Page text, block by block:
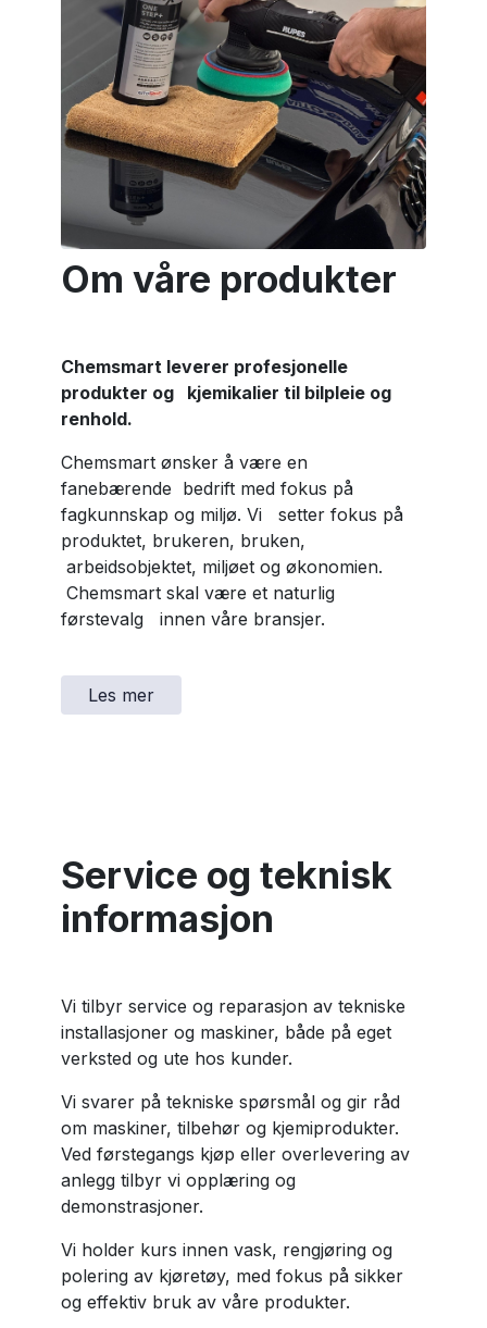
Om våre produkter
Chemsmart leverer profesjonelle
produkter og kjemikalier til bilpleie og
renhold.
Chemsmart ønsker å være en
fanebærende bedrift med fokus på
fagkunnskap og miljø. Vi setter fokus på
produktet, brukeren, bruken,
arbeidsobjektet, miljøet og økonomien.
Chemsmart skal være et naturlig
førstevalg innen våre bransjer.
Les mer
Service og teknisk
informasjon
Vi tilbyr service og reparasjon av tekniske
installasjoner og maskiner, både på eget
verksted og ute hos kunder.
Vi svarer på tekniske spørsmål og gir råd
om maskiner, tilbehør og kjemiprodukter.
Ved førstegangs kjøp eller overlevering av
anlegg tilbyr vi opplæring og
demonstrasjoner.
Vi holder kurs innen vask, rengjøring og
polering av kjøretøy, med fokus på sikker
og effektiv bruk av våre produkter.